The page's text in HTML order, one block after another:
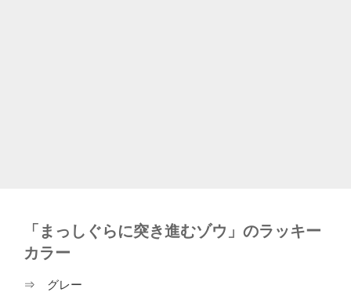
「まっしぐらに突き進むゾウ」のラッキー
カラー
⇒ グレー